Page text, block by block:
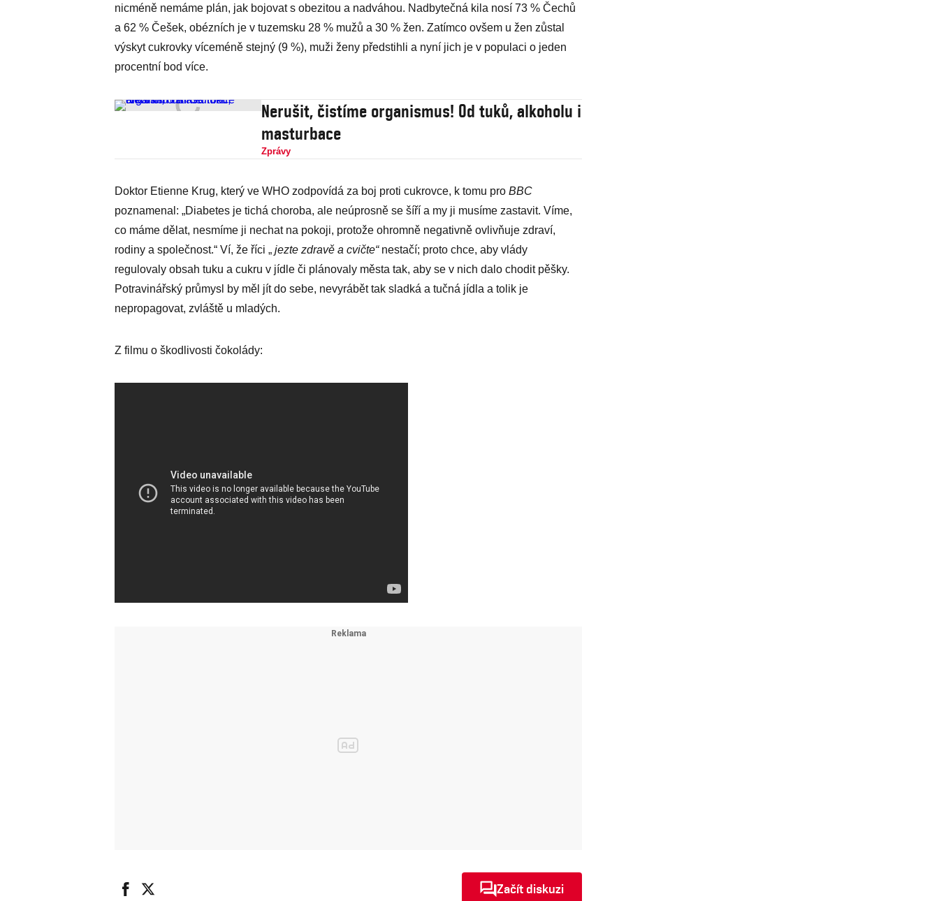
nicméně nemáme plán, jak bojovat s obezitou a nadváhou. Nadbytečná kila nosí 73 % Čechů
a 62 % Češek, obézních je v tuzemsku 28 % mužů a 30 % žen. Zatímco ovšem u žen zůstal
výskyt cukrovky víceméně stejný (9 %), muži ženy předstihli a nyní jich je v populaci o jeden
procentní bod více.
Nerušit, čistíme organismus! Od tuků, alkoholu i
masturbace
Zprávy
Doktor Etienne Krug, který ve WHO zodpovídá za boj proti cukrovce, k tomu pro BBC
poznamenal: „Diabetes je tichá choroba, ale neúprosně se šíří a my ji musíme zastavit. Víme,
co máme dělat, nesmíme ji nechat na pokoji, protože ohromně negativně ovlivňuje zdraví,
rodiny a společnost.“ Ví, že říci „ jezte zdravě a cvičte“nestačí; proto chce, aby vlády
regulovaly obsah tuku a cukru v jídle či plánovaly města tak, aby se v nich dalo chodit pěšky.
Potravinářský průmysl by měl jít do sebe, nevyrábět tak sladká a tučná jídla a tolik je
nepropagovat, zvláště u mladých.
Z filmu o škodlivosti čokolády:
Začít diskuzi